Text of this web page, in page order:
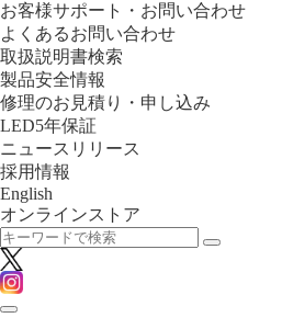
お客様サポート・お問い合わせ
よくあるお問い合わせ
取扱説明書検索
製品安全情報
修理のお見積り・申し込み
LED5年保証
ニュースリリース
採用情報
English
オンラインストア